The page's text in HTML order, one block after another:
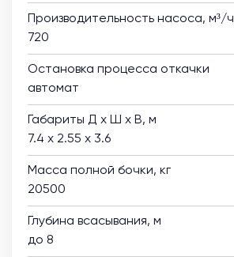
Производительность насоса, м³/ч
720
Остановка процесса откачки
автомат
Габариты Д х Ш х В, м
7.4 х 2.55 х 3.6
Масса полной бочки, кг
20500
Глубина всасывания, м
до 8